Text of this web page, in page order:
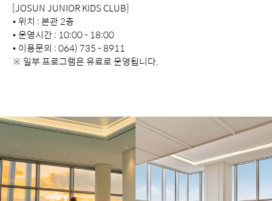
[JOSUN JUNIOR KIDS CLUB]
• 위치 : 본관 2층
• 운영시간 : 10:00 - 18:00
• 이용문의 : 064) 735 - 8911
※ 일부 프로그램은 유료로 운영됩니다.